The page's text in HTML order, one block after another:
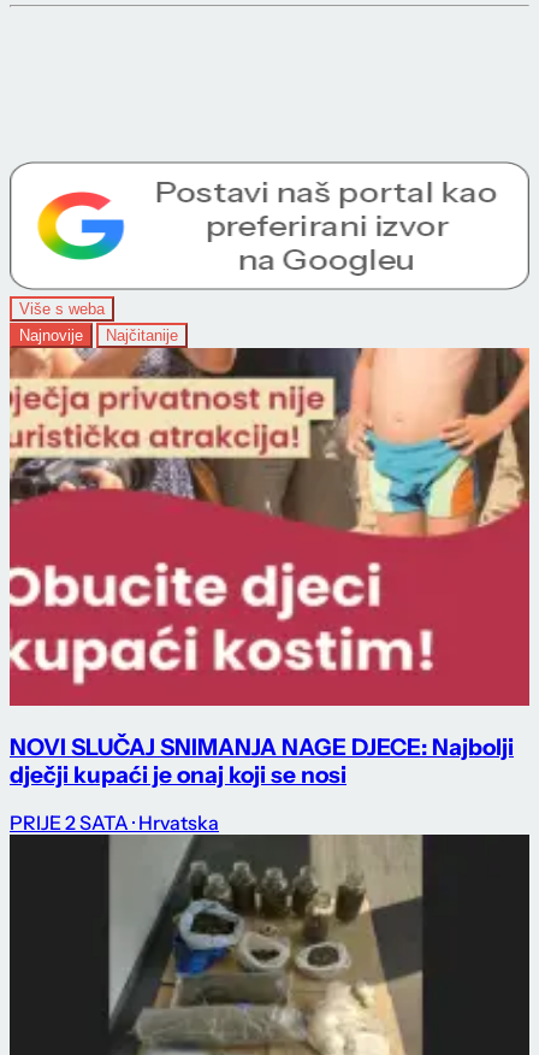
Više s weba
Najnovije
Najčitanije
NOVI SLUČAJ SNIMANJA NAGE DJECE: Najbolji
dječji kupaći je onaj koji se nosi
PRIJE 2 SATA · Hrvatska